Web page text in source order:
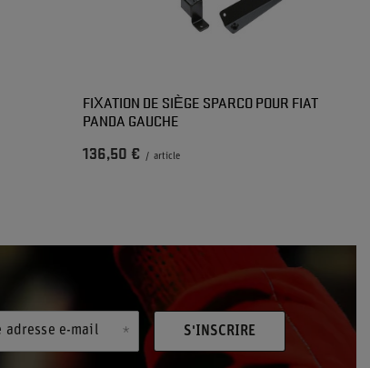
FIXATION DE SIÈGE SPARCO POUR FIAT
PANDA GAUCHE
136,50 € / article
adresse e-mail S'INSCRIRE